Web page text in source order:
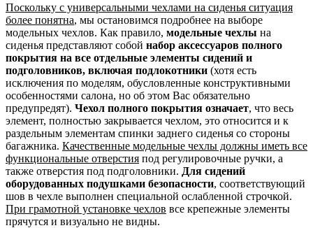
Поскольку с универсальными чехлами на сиденья ситуация
более понятна, мы остановимся подробнее на выборе
модельных чехлов. Как правило, модельные чехлы на
сиденья представляют собой набор аксессуаров полного
покрытия на все отдельные элементы сидений и
подголовников, включая подлокотники (хотя есть
исключения по моделям, обусловленные конструктивными
особенностями салона, но об этом Вас обязательно
предупредят). Чехол полного покрытия означает, что весь
элемент, полностью закрывается чехлом, это относится и к
раздельным элементам спинки заднего сиденья со стороны
багажника. Качественные модельные чехлы должны иметь все
функциональные отверстия под регулировочные ручки, а
также отверстия под подголовники. Для сидений
оборудованных подушками безопасности, соответствующий
шов в чехле выполнен специальной ослабленной строчкой.
При грамотной установке чехлов все крепежные элементы
прячутся и визуально не видны.